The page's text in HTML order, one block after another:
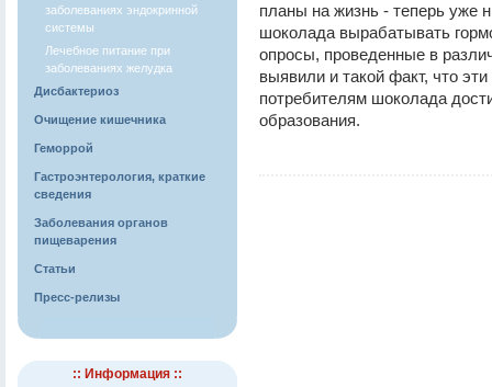
заболеваниях эндокринной
системы
Лечебное питание при
заболеваниях желудка
Дисбактериоз
Очищение кишечника
Геморрой
Гастроэнтерология, краткие
сведения
Заболевания органов
пищеварения
Статьи
Пресс-релизы
:: Информация ::
планы на жизнь - теперь уже
шоколада вырабатывать
опросы, проведенные в
выявили и такой факт, что
потребителям шоколада
образования.